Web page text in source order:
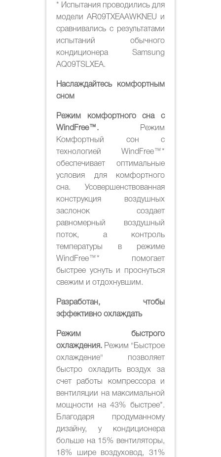
* Испытания проводились для
модели AR09TXEAAWKNEU и
сравнивались с результатами
испытаний обычного
кондиционера Samsung
AQ09TSLXEA.
Наслаждайтесь комфортным
сном
Режим комфортного сна с
WindFree™.
Режим
Комфортный сон с
технологией WindFree™*
обеспечивает оптимальные
условия для комфортного
сна. Усовершенствованная
конструкция воздушных
заслонок создает
равномерный воздушный
поток, а контроль
температуры в режиме
WindFree™* помогает
быстрее уснуть и проснуться
свежим и отдохнувшим.
Разработан, чтобы
эффективно охлаждать
Режим быстрого
охлаждения. Режим "Быстрое
охлаждение" позволяет
быстро охладить воздух за
счет работы компрессора и
вентиляции на максимальной
мощности на 43% быстрее*.
Благодаря продуманному
дизайну, у кондиционера
больше на 15% вентиляторы,
18% шире воздуховод, 31%